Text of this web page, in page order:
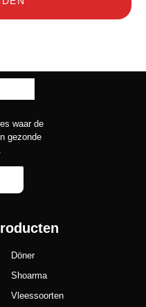
waar de
gezonde
Döner
Shoarma
Vleessoorten